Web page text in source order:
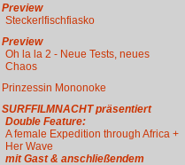
Preview
Steckerlfischfiasko
Preview
Oh la la 2 - Neue Tests, neues
Chaos
Prinzessin Mononoke
SURFFILMNACHT präsentiert
Double Feature:
A female Expedition through Africa +
Her Wave
mit Gast & anschließendem